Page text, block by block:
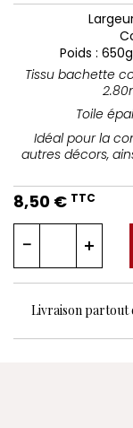
Poids :
Tissu bachette
Toile
Idéal pour la
autres décors,
8,50 € TTC
Livraison partout